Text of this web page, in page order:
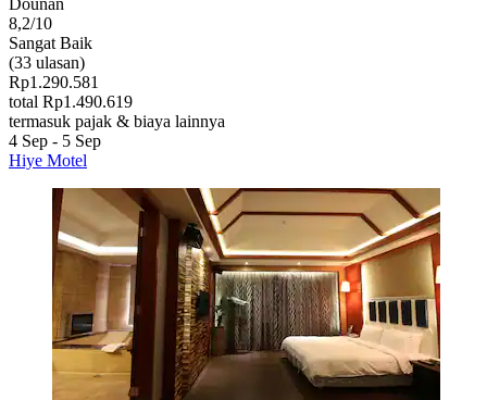
Dounan
8,2/10
Sangat Baik
(33 ulasan)
Rp1.290.581
total Rp1.490.619
termasuk pajak & biaya lainnya
4 Sep - 5 Sep
Hiye Motel